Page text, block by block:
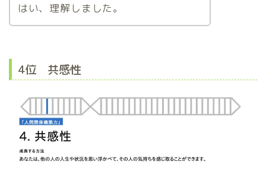
はい、理解しました。
4位 共感性